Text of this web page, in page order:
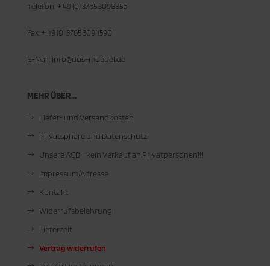
Telefon: + 49 (0) 3765 3098856
Fax: + 49 (0) 3765 3094590
E-Mail: info@dos-moebel.de
MEHR ÜBER...
Liefer- und Versandkosten
Privatsphäre und Datenschutz
Unsere AGB - kein Verkauf an Privatpersonen!!!
Impressum/Adresse
Kontakt
Widerrufsbelehrung
Lieferzeit
Vertrag widerrufen